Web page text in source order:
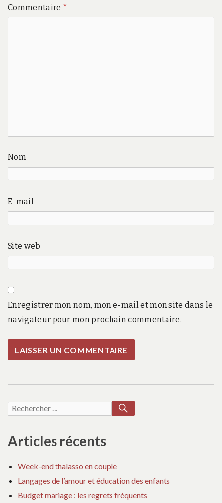
Commentaire *
Nom
E-mail
Site web
Enregistrer mon nom, mon e-mail et mon site dans le
navigateur pour mon prochain commentaire.
Recherche
Articles récents
Week-end thalasso en couple
Langages de l’amour et éducation des enfants
Budget mariage : les regrets fréquents